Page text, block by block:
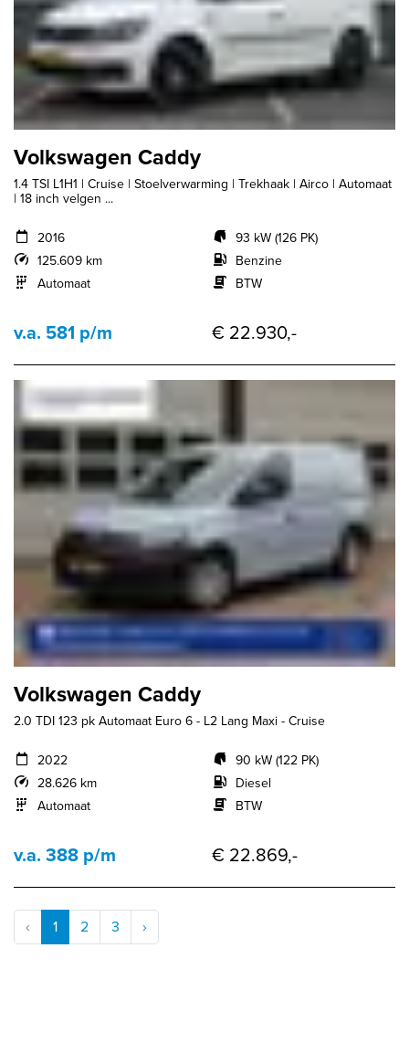
Volkswagen Caddy
1.4 TSI L1H1 | Cruise | Stoelverwarming | Trekhaak | Airco | Automaat
| 18 inch velgen ...
2016
125.609 km
Automaat
93 kW (126 PK)
Benzine
BTW
v.a. 581 p/m € 22.930,-
Volkswagen Caddy
2.0 TDI 123 pk Automaat Euro 6 - L2 Lang Maxi - Cruise
2022
28.626 km
Automaat
90 kW (122 PK)
Diesel
BTW
v.a. 388 p/m € 22.869,-
‹ 1 2 3 ›